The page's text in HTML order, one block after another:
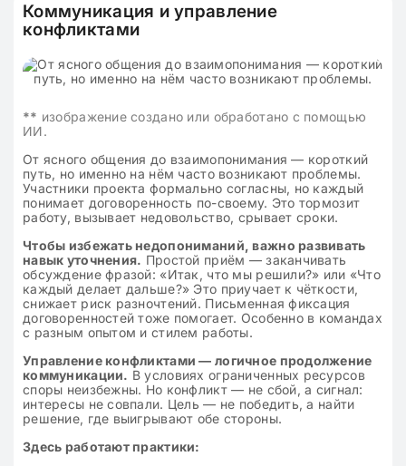
Коммуникация и управление
конфликтами
** изображение создано или обработано с помощью
ИИ.
От ясного общения до взаимопонимания — короткий
путь, но именно на нём часто возникают проблемы.
Участники проекта формально согласны, но каждый
понимает договоренность по-своему. Это тормозит
работу, вызывает недовольство, срывает сроки.
Чтобы избежать недопониманий, важно развивать
навык уточнения. Простой приём — заканчивать
обсуждение фразой: «Итак, что мы решили?» или «Что
каждый делает дальше?» Это приучает к чёткости,
снижает риск разночтений. Письменная фиксация
договоренностей тоже помогает. Особенно в командах
с разным опытом и стилем работы.
Управление конфликтами — логичное продолжение
коммуникации. В условиях ограниченных ресурсов
споры неизбежны. Но конфликт — не сбой, а сигнал:
интересы не совпали. Цель — не победить, а найти
решение, где выигрывают обе стороны.
Здесь работают практики: